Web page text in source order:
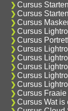
Cursus
Cursus
Cursus
Cursus
Cursus
Cursus
Cursus
Cursus
Cursus
Cursus
Cursus
Cursus Wat